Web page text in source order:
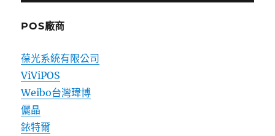
POS廠商
葆光系統有限公司
ViViPOS
Weibo台灣瑋博
儷晶
銥特爾